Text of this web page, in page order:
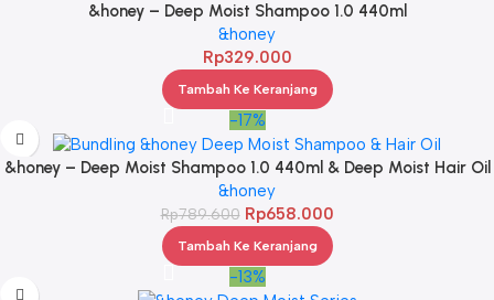
&honey – Deep Moist Shampoo 1.0 440ml
&honey
Rp329.000
Tambah Ke Keranjang
-17%
&honey – Deep Moist Shampoo 1.0 440ml & Deep Moist Hair Oil
3.0 100ml
&honey
Rp789.600 Rp658.000
Tambah Ke Keranjang
-13%